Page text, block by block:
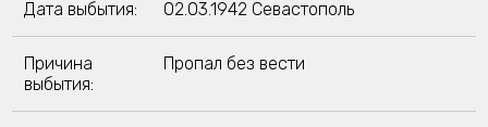
Дата выбытия: 02.03.1942 Севастополь
Причина
выбытия:
Пропал без вести